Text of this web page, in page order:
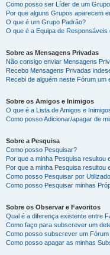
Como posso ser Líder de um
Por que alguns Grupos aparecem
O que é um Grupo Padrão?
O que é a Equipa de Responsáveis
Sobre as Mensagens Privadas
Não consigo enviar Mensagens
Recebo Mensagens Privadas
Recebi de alguém neste Fórum
Sobre os Amigos e Inimigos
O que é a Lista de Amigos e
Como posso Adicionar/apagar de
Sobre a Pesquisa
Como posso Pesquisar?
Por que a minha Pesquisa resultou
Por que a minha Pesquisa resultou
Como posso Pesquisar por
Como posso Pesquisar minhas
Sobre os Observar e Favoritos
Qual é a diferença existente entre
Como faço para subscrever um
Como posso subscrever um
Como posso apagar as minhas